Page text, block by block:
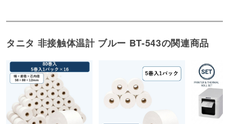
タニタ 非接触体温計 ブルー BT-543の関連商品